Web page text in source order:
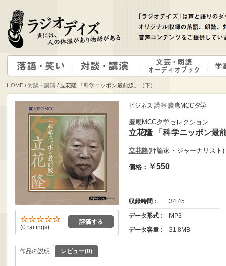
HOME / 対談・講演 / 立花隆 「科学ニッポン最前線」（下）
(0 raitings)
ビジネス 講演 慶應MCC夕学
慶應MCC夕学セレクション
立花隆 「科学ニッポン最
立花隆(評論家・ジャーナリスト)
価格： ￥550
収録時間 :
34:45
データ形式 :
MP3
データ容量 :
31.8MB
作品の説明 レビュー(0)